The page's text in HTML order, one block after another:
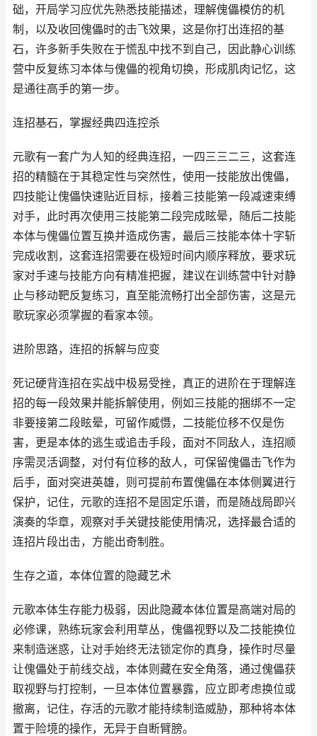
础，开局学习应优先熟悉技能描述，理解傀儡模仿的机
制，以及收回傀儡时的击飞效果，这是你打出连招的基
石，许多新手失败在于慌乱中找不到自己，因此静心训练
营中反复练习本体与傀儡的视角切换，形成肌肉记忆，这
是通往高手的第一步。
连招基石，掌握经典四连控杀
元歌有一套广为人知的经典连招，一四三三二三，这套连
招的精髓在于其稳定性与突然性，使用一技能放出傀儡，
四技能让傀儡快速贴近目标，接着三技能第一段减速束缚
对手，此时再次使用三技能第二段完成眩晕，随后二技能
本体与傀儡位置互换并造成伤害，最后三技能本体十字斩
完成收割，这套连招需要在极短时间内顺序释放，要求玩
家对手速与技能方向有精准把握，建议在训练营中针对静
止与移动靶反复练习，直至能流畅打出全部伤害，这是元
歌玩家必须掌握的看家本领。
进阶思路，连招的拆解与应变
死记硬背连招在实战中极易受挫，真正的进阶在于理解连
招的每一段效果并能拆解使用，例如三技能的捆绑不一定
非要接第二段眩晕，可留作威慑，二技能位移不仅是伤
害，更是本体的逃生或追击手段，面对不同敌人，连招顺
序需灵活调整，对付有位移的敌人，可保留傀儡击飞作为
后手，面对突进英雄，则可提前布置傀儡在本体侧翼进行
保护，记住，元歌的连招不是固定乐谱，而是随战局即兴
演奏的华章，观察对手关键技能使用情况，选择最合适的
连招片段出击，方能出奇制胜。
生存之道，本体位置的隐藏艺术
元歌本体生存能力极弱，因此隐藏本体位置是高端对局的
必修课，熟练玩家会利用草丛，傀儡视野以及二技能换位
来制造迷惑，让对手始终无法锁定你的真身，操作时尽量
让傀儡处于前线交战，本体则藏在安全角落，通过傀儡获
取视野与打控制，一旦本体位置暴露，应立即考虑换位或
撤离，记住，存活的元歌才能持续制造威胁，那种将本体
置于险境的操作，无异于自断臂膀。